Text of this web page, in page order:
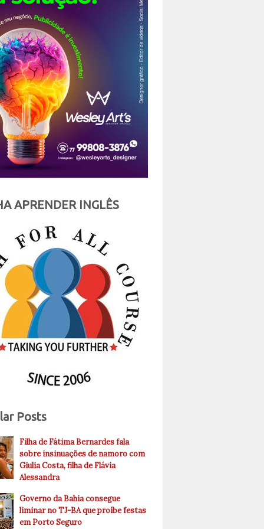
APRENDER INGLÊS
Posts
Filha de Fátima Bernardes fala
sobre insinuações de namoro com
Giulia Costa, filha de Flávia
Alessandra
Governo da Bahia consegue
liminar no TJ-BA que proíbe festas
em Porto Seguro